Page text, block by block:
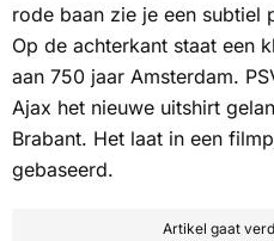
rode baan zie je een subtiel
Op de achterkant staat een
aan 750 jaar Amsterdam.
Ajax het nieuwe uitshirt
Brabant. Het laat in een
gebaseerd.
Artikel gaat